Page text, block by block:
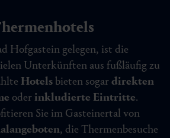
Hofgastein gelegen, ist die
Unterkünften aus fußläufig zu
Hotelsbieten sogardirekten
oder inkludierte Eintritte.
Sie im Gasteinertal von
, die Thermenbesuche